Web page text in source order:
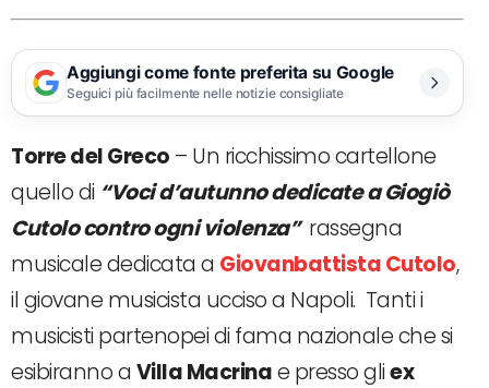
Aggiungi come fonte preferita su Google
Seguici più facilmente nelle notizie consigliate
Torre del Greco – Un ricchissimo cartellone
quello di “Voci d’autunno dedicate a Giogiò
Cutolo contro ogni violenza”rassegna
musicale dedicata a Giovanbattista Cutolo,
il giovane musicista ucciso a Napoli. Tanti i
musicisti partenopei di fama nazionale che si
esibiranno a Villa Macrinae presso gliex